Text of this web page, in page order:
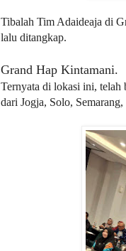
Tibalah Tim Adaideaja di
lalu ditangkap.
Grand Hap Kintamani.
Ternyata di lokasi ini,
dari Jogja, Solo,